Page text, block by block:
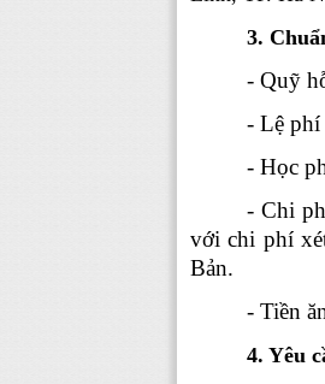
3.
- Quỹ
- Lệ phí
- Học
- Chi
với chi phí
Bản.
- Tiền
4. Yêu